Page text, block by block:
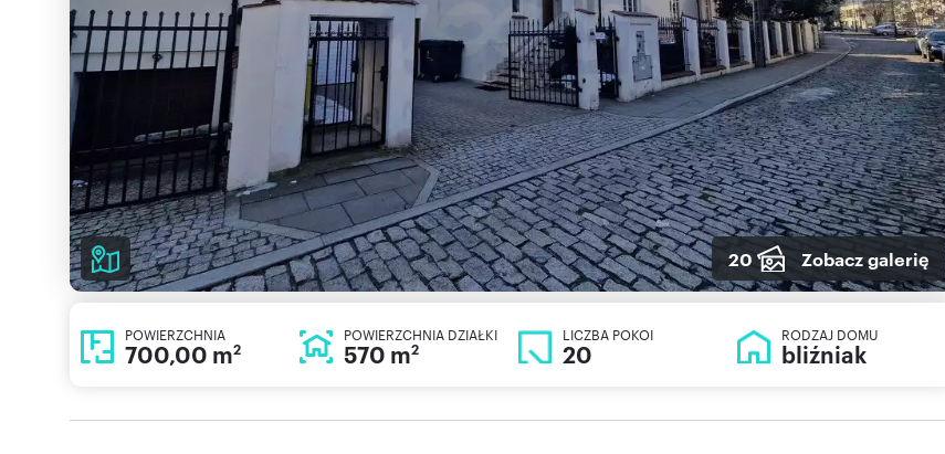
20 Zobacz galerię
POWIERZCHNIA
700,00 m2
POWIERZCHNIA DZIAŁKI
570 m2
LICZBA POKOI
20
RODZAJ DOMU
bliźniak